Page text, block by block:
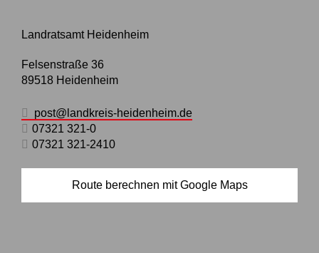
Landratsamt Heidenheim
Felsenstraße 36
89518 Heidenheim
post@landkreis-heidenheim.de
07321 321-0
07321 321-2410
Route berechnen mit Google Maps